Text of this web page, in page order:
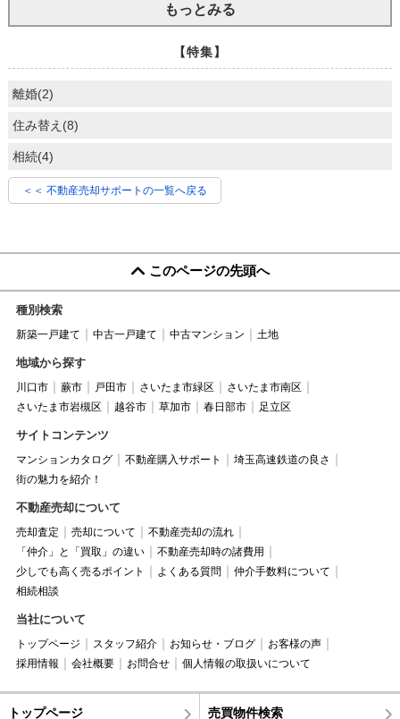
もっとみる
【特集】
離婚(2)
住み替え(8)
相続(4)
＜＜ 不動産売却サポートの一覧へ戻る
このページの先頭へ
種別検索
新築一戸建て 中古一戸建て 中古マンション 土地
地域から探す
川口市 蕨市 戸田市 さいたま市緑区
さいたま市南区
さいたま市岩槻区
越谷市 草加市 春日部市 足立区
サイトコンテンツ
マンションカタログ 不動産購入サポート
埼玉高速鉄道の良さ
街の魅力を紹介！
不動産売却について
売却査定 売却について
不動産売却の流れ
「仲介」と「買取」の違い
不動産売却時の諸費用
少しでも高く売るポイント
よくある質問
仲介手数料について
相続相談
当社について
トップページ スタッフ紹介 お知らせ・ブログ
お客様の声
採用情報
会社概要 お問合せ 個人情報の取扱いについて
トップページ 売買物件検索